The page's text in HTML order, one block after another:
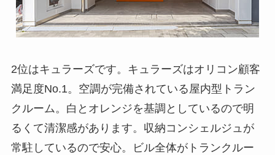
2位はキュラーズです。キュラーズはオリコン顧客
満足度No.1。空調が完備されている屋内型トラン
クルーム。白とオレンジを基調としているので明
るくて清潔感があります。収納コンシェルジュが
常駐しているので安心。ビル全体がトランクルー